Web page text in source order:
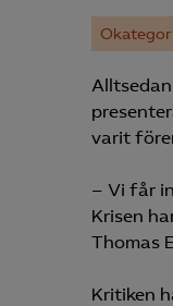
varit
– Vi får
Krisen
Thomas
Kritiken